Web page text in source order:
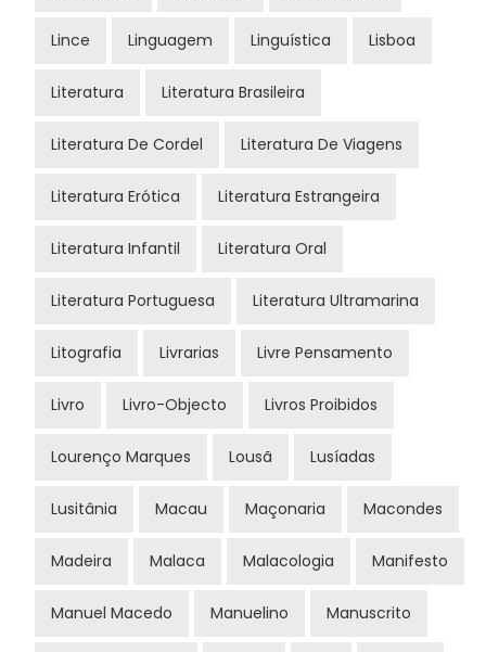
Lince Linguagem Linguística Lisboa
Literatura Literatura Brasileira
Literatura De Cordel Literatura De Viagens
Literatura Erótica Literatura Estrangeira
Literatura Infantil Literatura Oral
Literatura Portuguesa Literatura Ultramarina
Litografia Livrarias Livre Pensamento
Livro Livro-Objecto Livros Proibidos
Lourenço Marques Lousã Lusíadas
Lusitânia Macau Maçonaria Macondes
Madeira Malaca Malacologia Manifesto
Manuel Macedo Manuelino Manuscrito